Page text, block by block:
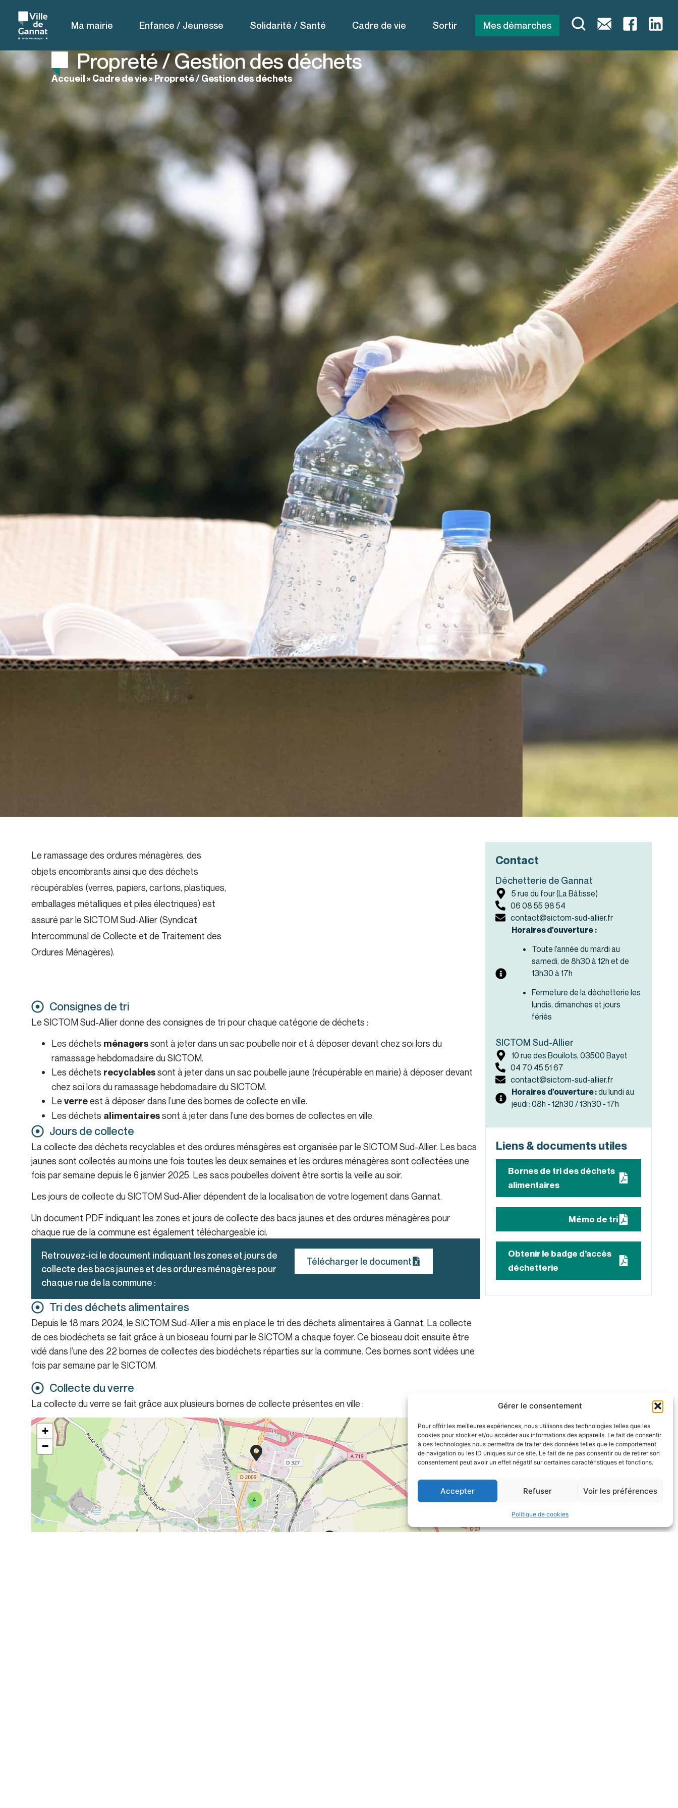
Gérer le consentement
Pour offrir les meilleures expériences, nous utilisons des technologies telles que les
cookies pour stocker et/ou accéder aux informations des appareils. Le fait de consentir
à ces technologies nous permettra de traiter des données telles que le comportement
de navigation ou les ID uniques sur ce site. Le fait de ne pas consentir ou de retirer son
consentement peut avoir un effet négatif sur certaines caractéristiques et fonctions.
Accepter Refuser Voir les préférences
Politique de cookies
Ma mairie Enfance / Jeunesse Solidarité / Santé Cadre de vie Sortir Mes démarches
Propreté / Gestion des déchets
Accueil »Cadre de vie»Propreté / Gestion des déchets
Le ramassage des ordures ménagères, des
objets encombrants ainsi que des déchets
récupérables (verres, papiers, cartons, plastiques,
emballages métalliques et piles électriques) est
assuré par le SICTOM Sud-Allier (Syndicat
Intercommunal de Collecte et de Traitement des
Ordures Ménagères).
Consignes de tri
Le SICTOM Sud-Allier donne des consignes de tri pour chaque catégorie de déchets :
Les déchets ménagerssont à jeter dans un sac poubelle noir et à déposer devant chez soi lors du
ramassage hebdomadaire du SICTOM.
Les déchets recyclablessont à jeter dans un sac poubelle jaune (récupérable en mairie) à déposer devant
chez soi lors du ramassage hebdomadaire du SICTOM.
Le verreest à déposer dans l’une des bornes de collecte en ville.
Les déchets alimentairessont à jeter dans l’une des bornes de collectes en ville.
Jours de collecte
La collecte des déchets recyclables et des ordures ménagères est organisée par le SICTOM Sud-Allier. Les bacs
jaunes sont collectés au moins une fois toutes les deux semaines et les ordures ménagères sont collectées une
fois par semaine depuis le 6 janvier 2025. Les sacs poubelles doivent être sortis la veille au soir.
Les jours de collecte du SICTOM Sud-Allier dépendent de la localisation de votre logement dans Gannat.
Un document PDF indiquant les zones et jours de collecte des bacs jaunes et des ordures ménagères pour
chaque rue de la commune est également téléchargeable ici.
Retrouvez-ici le document indiquant les zones et jours de
collecte des bacs jaunes et des ordures ménagères pour
chaque rue de la commune :
Télécharger le document
Tri des déchets alimentaires
Depuis le 18 mars 2024, le SICTOM Sud-Allier a mis en place le tri des déchets alimentaires à Gannat. La collecte
de ces biodéchets se fait grâce à un bioseau fourni par le SICTOM a chaque foyer. Ce bioseau doit ensuite être
vidé dans l’une des 22 bornes de collectes des biodéchets réparties sur la commune. Ces bornes sont vidées une
fois par semaine par le SICTOM.
Collecte du verre
La collecte du verre se fait grâce aux plusieurs bornes de collecte présentes en ville :
4
+
−
Contact
Déchetterie de Gannat
5 rue du four (La Bâtisse)
06 08 55 98 54
contact@sictom-sud-allier.fr
Horaires d'ouverture :
Toute l’année du mardi au
samedi, de 8h30 à 12h et de
13h30 à 17h
Fermeture de la déchetterie les
lundis, dimanches et jours
fériés
SICTOM Sud-Allier
10 rue des Bouilots, 03500 Bayet
04 70 45 51 67
contact@sictom-sud-allier.fr
Horaires d'ouverture :du lundi au
jeudi : 08h - 12h30 / 13h30 - 17h
Liens & documents utiles
Bornes de tri des déchets
alimentaires
Mémo de tri
Obtenir le badge d’accès
déchetterie